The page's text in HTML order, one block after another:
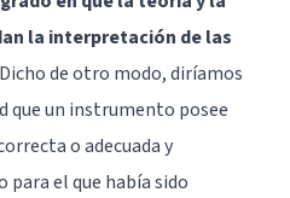
la interpretación de las
de otro modo, diríamos
que un instrumento posee
o adecuada y
el que había sido